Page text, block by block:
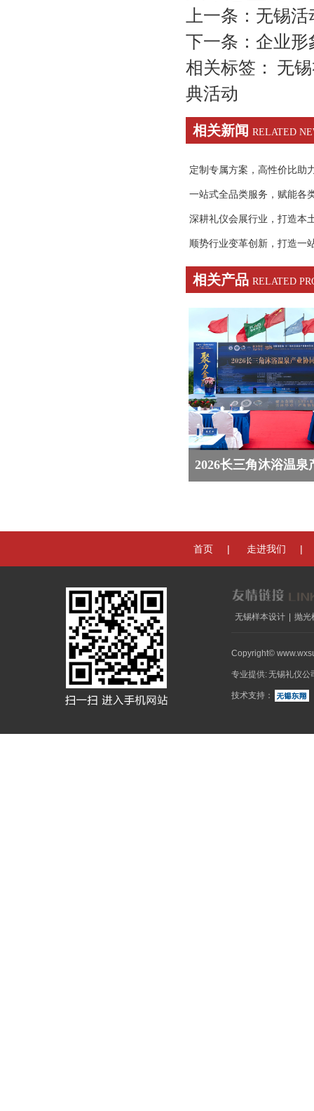
上一条： 无锡活
下一条： 企业形
相关标签：
无
典活动
相关新闻 RELATED
定制专属方案，高性价比助
一站式全品类服务，赋能各
深耕礼仪会展行业，打造本
顺势行业变革创新，打造一
相关产品 RELATED
2026长三角沐浴温泉
首页 | 走进我们 |
无锡样本设计 抛光
Copyright©
专业提供:无锡礼仪公
技术支持：